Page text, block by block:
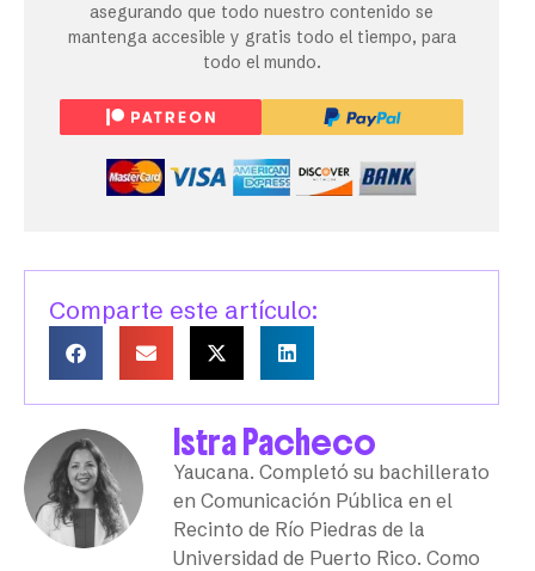
asegurando que todo nuestro contenido se
mantenga accesible y gratis todo el tiempo, para
todo el mundo.
Comparte este artículo:
Istra Pacheco
Yaucana. Completó su bachillerato
en Comunicación Pública en el
Recinto de Río Piedras de la
Universidad de Puerto Rico. Como